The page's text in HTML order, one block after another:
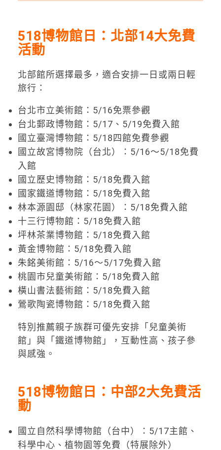
518博物館日：北部14大免費
活動
北部館所選擇最多，適合安排一日或兩日輕
旅行：
台北市立美術館：5/16免票參觀
台北郵政博物館：5/17、5/19免費入館
國立臺灣博物館：5/18四館免費參觀
國立故宮博物院（台北）：5/16～5/18免費
入館
國立歷史博物館：5/18免費入館
國家鐵道博物館：5/18免費入館
林本源園邸（林家花園）：5/18免費入館
十三行博物館：5/18免費入館
坪林茶業博物館：5/18免費入館
黃金博物館：5/18免費入館
朱銘美術館：5/16～5/17免費入館
桃園市兒童美術館：5/18免費入館
橫山書法藝術館：5/18免費入館
鶯歌陶瓷博物館：5/18免費入館
特別推薦親子族群可優先安排「兒童美術
館」與「鐵道博物館」，互動性高、孩子參
與感強。
518博物館日：中部2大免費活
動
國立自然科學博物館（台中）：5/17主館、
科學中心、植物園等免費（特展除外）